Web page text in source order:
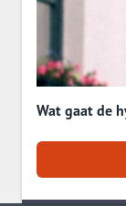
Wat gaat de